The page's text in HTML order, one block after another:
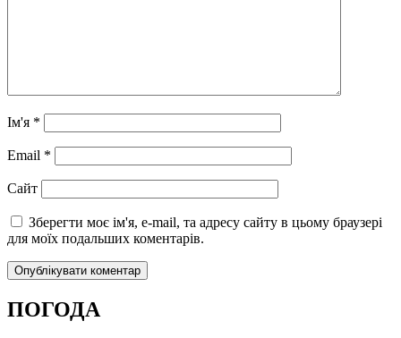
Ім'я *
Email *
Сайт
Зберегти моє ім'я, e-mail, та адресу сайту в цьому браузері
для моїх подальших коментарів.
ПОГОДА